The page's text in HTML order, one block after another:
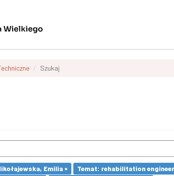
Szukaj
Emilia × Temat: rehabilitation